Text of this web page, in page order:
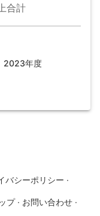
合計
2023年度
バシーポリシー ·
プ · お問い合わせ ·